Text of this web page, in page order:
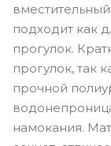
подходит как
прогулок.
прогулок, так
прочной
намокания.